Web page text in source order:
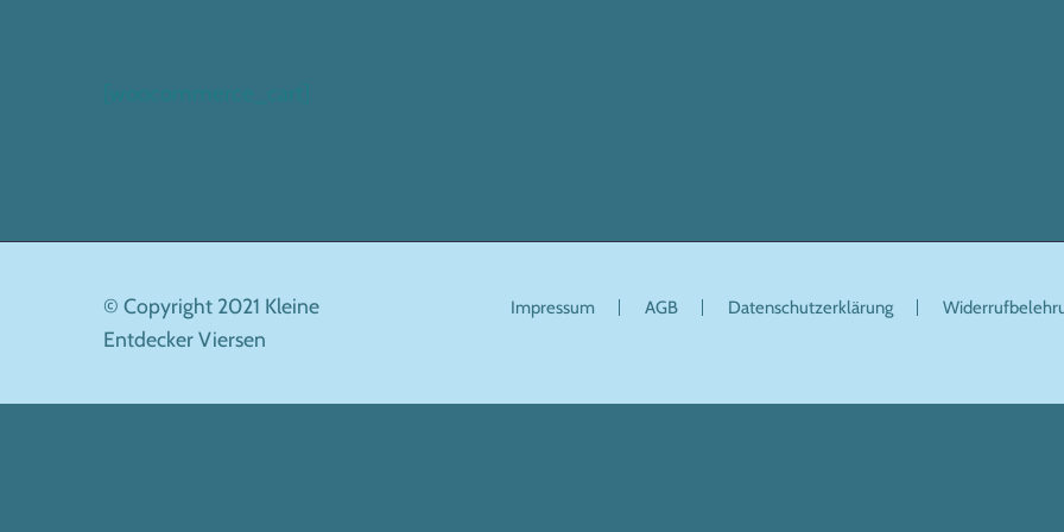
[woocommerce_cart]
Impressum AGB Datenschutzerklärung
© Copyright 2021 Kleine
Entdecker Viersen